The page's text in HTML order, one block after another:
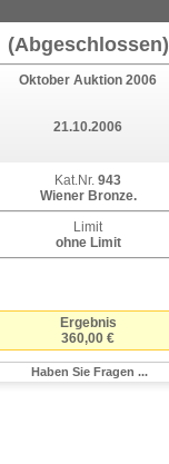
(Abgeschlossen)
Oktober Auktion 2006
21.10.2006
Kat.Nr. 943
Wiener Bronze.
Limit
ohne Limit
Ergebnis
360,00 €
Haben Sie Fragen ...